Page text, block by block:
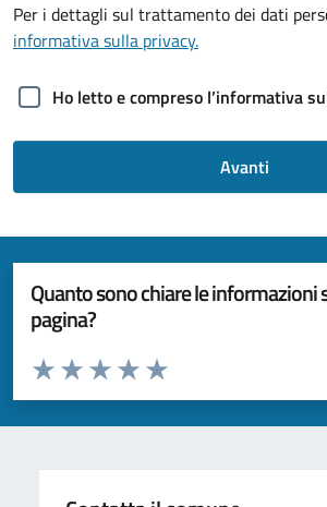
Per i dettagli sul trattamento dei dati
informativa sulla privacy.
Ho letto e compreso l’informativa
Avanti
Quanto sono chiare le informazioni
pagina?
Valuta da 1 a 5 stelle la pagina
Valuta 5 stelle su 5
Valuta 4 stelle su 5
Valuta 3 stelle su 5
Valuta 2 stelle su 5
Valuta 1 stelle su 5